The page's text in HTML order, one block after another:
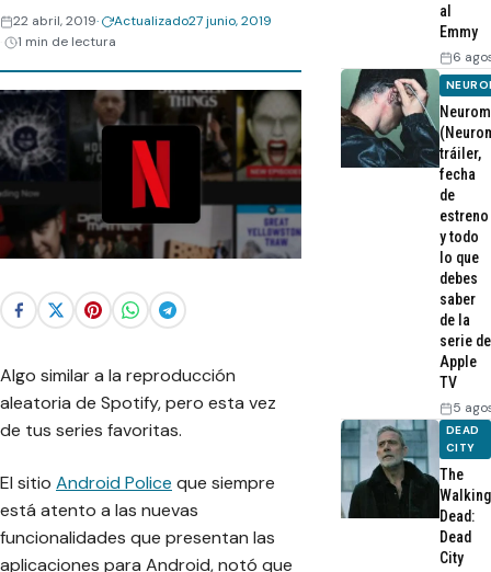
22 abril, 2019 Actualizado27 junio, 2019
1 min de lectura
Algo similar a la reproducción
aleatoria de Spotify, pero esta vez
de tus series favoritas.
El sitio Android Police que siempre
está atento a las nuevas
funcionalidades que presentan las
aplicaciones para Android, notó que
al
Emmy
6
tráiler,
fecha
de
estreno
y todo
lo que
debes
saber
de la
serie de
Apple
TV
5
DEAD
CITY
The
Walking
Dead:
Dead
City